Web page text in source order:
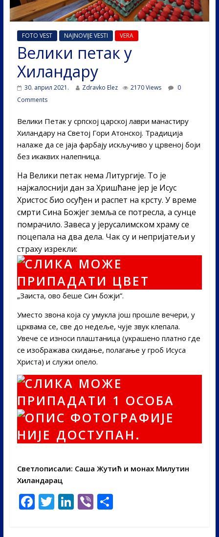
FOTO VEST NAJNOVIJE VESTI VERA
Велики петак у
Хиландару
30. април 2021. Zdravko Elez 2170 Views
0
Comments
Велики Петак у српској царској лаври манастиру
Хиландару на Светој Гори Атонској. Традиција
налаже да се јаја фарбају искључиво у црвеној боји
без икаквих налепница.
На Велики петак нема Литургије. То је
најжалоснији дан за Хришћане јер је Исус
Христос био осуђен и распет на крсту. У време
смрти Сина Божјег земља се потресла, а сунце
помрачило. Завеса у јерусалимском храму се
поцепала на два дела. Чак су и непријатељи у
страху изрекли:
„Заиста, ово беше Син божји”.
Уместо звона која су умукла још прошле вечери, у
црквама се, све до недеље, чује звук клепала.
Увече се износи плаштаница (украшено платно где
се изображава скидање, полагање у гроб Исуса
Христа) и служи опело.
Светлописали: Саша Жутић и монах Милутин
Хиландарац
F
ac
T
w
Li
n
Vi
b
S